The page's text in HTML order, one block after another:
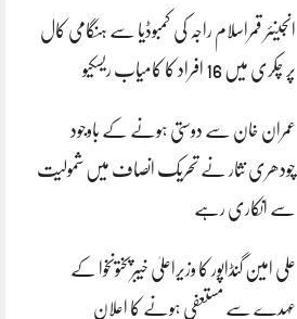
انجینئر قمراسلام راجہ کی کمبوڈیا سے ہنگامی کال
پر چکری میں 16 افراد کا کامیاب ریسکیو
عمران خان سے دوستی ہونے کے باوجود
چودھری نثار نے تحریک انصاف میں شمولیت
سے انکاری رہے
علی امین گنڈاپور کا وزیراعلیٰ خیبرپختونخوا کے
عہدے سے مستعفی ہونے کا اعلان